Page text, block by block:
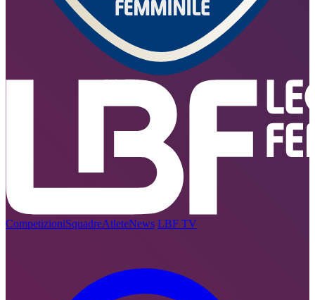
CompetizioniSquadreAtleteNews LBF TV